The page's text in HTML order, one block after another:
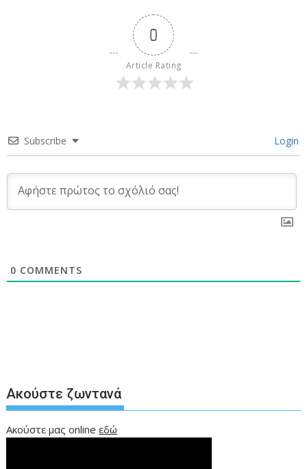
0
Article Rating
Subscribe Login
0 COMMENTS
Ακούστε ζωντανά
Ακούστε μας onlineεδώ